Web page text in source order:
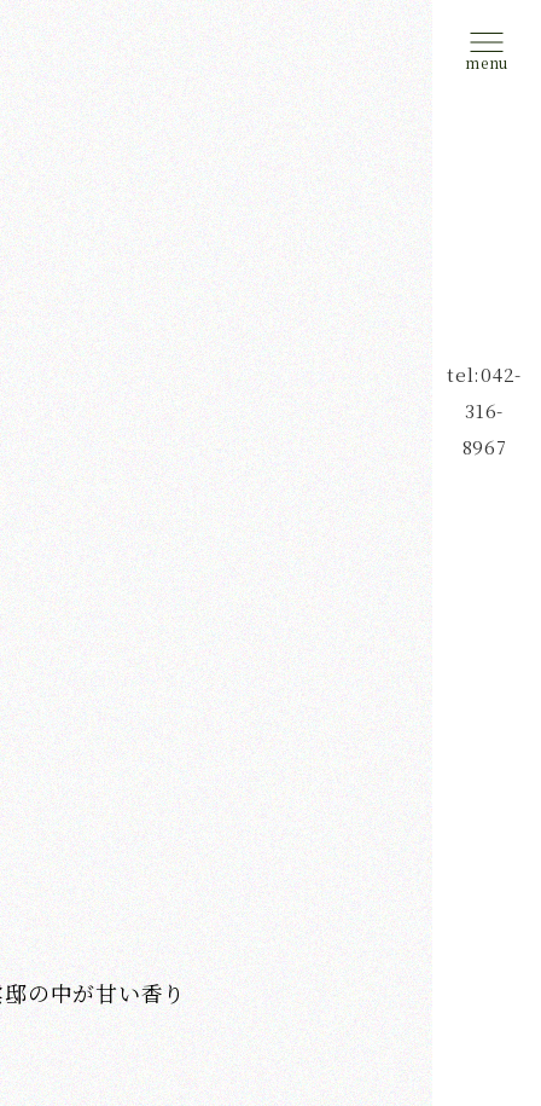
tel:042-
316-
8967
の中が甘い香り